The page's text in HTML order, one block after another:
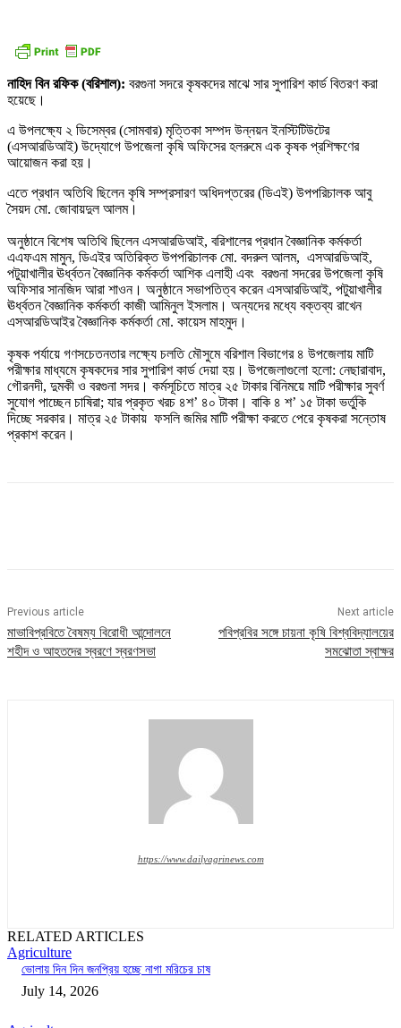
নাহিদ বিন রফিক (বরিশাল): বরগুনা সদরে কৃষকদের মাঝে সার সুপারিশ কার্ড বিতরণ করা
হয়েছে।
এ উপলক্ষ্যে ২ ডিসেম্বর (সোমবার) মৃত্তিকা সম্পদ উন্নয়ন ইনস্টিটিউটের
(এসআরডিআই) উদ্যোগে উপজেলা কৃষি অফিসের হলরুমে এক কৃষক প্রশিক্ষণের
আয়োজন করা হয়।
এতে প্রধান অতিথি ছিলেন কৃষি সম্প্রসারণ অধিদপ্তরের (ডিএই) উপপরিচালক আবু
সৈয়দ মো. জোবায়দুল আলম।
অনুষ্ঠানে বিশেষ অতিথি ছিলেন এসআরডিআই, বরিশালের প্রধান বৈজ্ঞানিক কর্মকর্তা
এএফএম মামুন, ডিএইর অতিরিক্ত উপপরিচালক মো. বদরুল আলম, এসআরডিআই,
পটুয়াখালীর ঊর্ধ্বতন বৈজ্ঞানিক কর্মকর্তা আশিক এলাহী এবং বরগুনা সদরের উপজেলা কৃষি
অফিসার সানজিদ আরা শাওন। অনুষ্ঠানে সভাপতিত্ব করেন এসআরডিআই, পটুয়াখালীর
ঊর্ধ্বতন বৈজ্ঞানিক কর্মকর্তা কাজী আমিনুল ইসলাম। অন্যদের মধ্যে বক্তব্য রাখেন
এসআরডিআইর বৈজ্ঞানিক কর্মকর্তা মো. কায়েস মাহমুদ।
কৃষক পর্যায়ে গণসচেতনতার লক্ষ্যে চলতি মৌসুমে বরিশাল বিভাগের ৪ উপজেলায় মাটি
পরীক্ষার মাধ্যমে কৃষকদের সার সুপারিশ কার্ড দেয়া হয়। উপজেলাগুলো হলো: নেছারাবাদ,
গৌরনদী, দুমকী ও বরগুনা সদর। কর্মসূচিতে মাত্র ২৫ টাকার বিনিময়ে মাটি পরীক্ষার সুবর্ণ
সুযোগ পাচ্ছেন চাষিরা; যার প্রকৃত খরচ ৪শ’ ৪০ টাকা। বাকি ৪ শ’ ১৫ টাকা ভর্তুকি
দিচ্ছে সরকার। মাত্র ২৫ টাকায় ফসলি জমির মাটি পরীক্ষা করতে পেরে কৃষকরা সন্তোষ
প্রকাশ করেন।
Previous article
মাভাবিপ্রবিতে বৈষম্য বিরোধী আন্দোলনে
শহীদ ও আহতদের স্বরণে স্বরণসভা
Next article
পবিপ্রবির সঙ্গে চায়না কৃষি বিশ্ববিদ্যালয়ের
সমঝোতা স্বাক্ষর
https://www.dailyagrinews.com
RELATED ARTICLES
Agriculture
ভোলায় দিন দিন জনপ্রিয় হচ্ছে নাগা মরিচের চাষ
July 14, 2026